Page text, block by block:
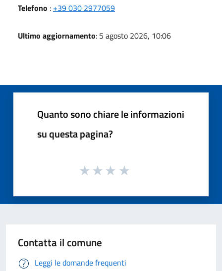
Telefono : +39 030 2977059
Ultimo aggiornamento: 5 agosto 2026, 10:06
Quanto sono chiare le informazioni
su questa pagina?
Contatta il comune
Leggi le domande frequenti